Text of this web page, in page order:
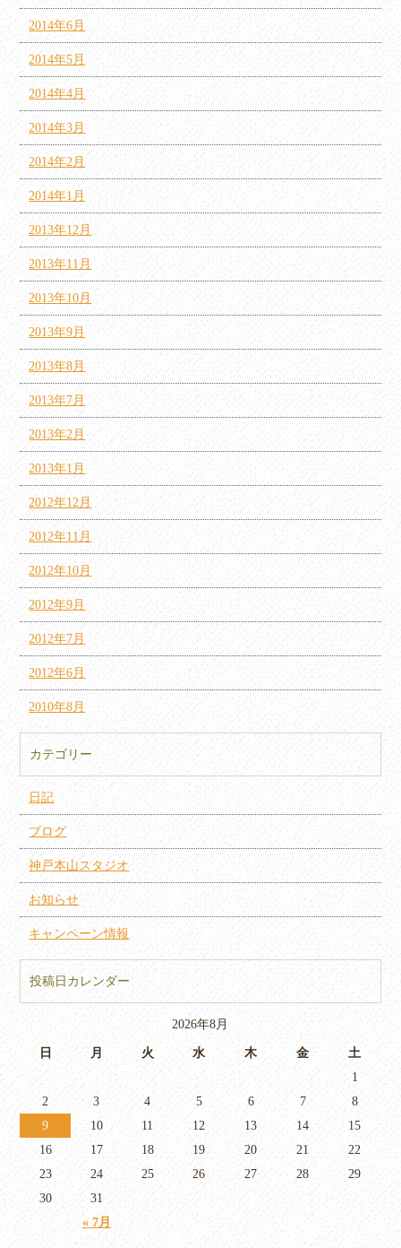
2014年6月
2014年5月
2014年4月
2014年3月
2014年2月
2014年1月
2013年12月
2013年11月
2013年10月
2013年9月
2013年8月
2013年7月
2013年2月
2013年1月
2012年12月
2012年11月
2012年10月
2012年9月
2012年7月
2012年6月
2010年8月
カテゴリー
日記
ブログ
神戸本山スタジオ
お知らせ
キャンペーン情報
投稿日カレンダー
2026年8月
日 月 火 水 木 金 土
« 7月
1
2
3 4 5 6 7
8
9
10 11 12 13 14
15
16
17 18 19 20 21
22
23
24 25 26 27 28
29
30
31